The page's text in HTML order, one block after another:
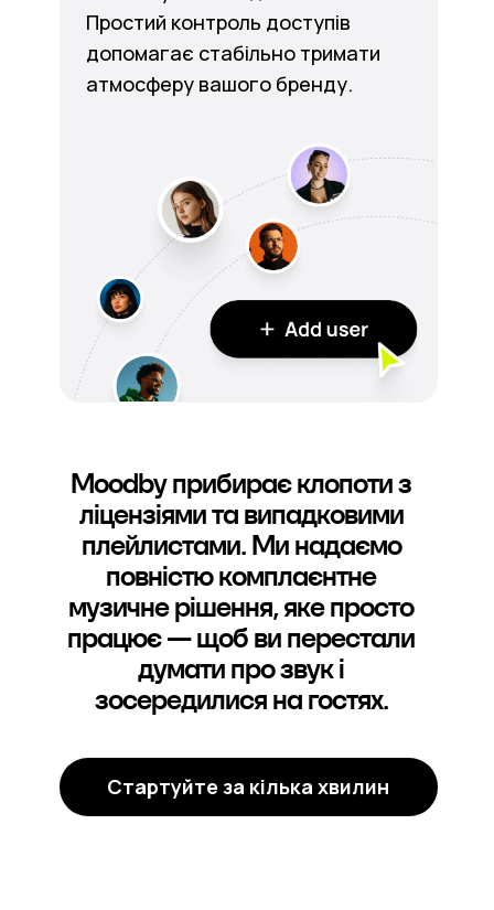
Простий контроль доступів
допомагає стабільно тримати
атмосферу вашого бренду.
Moodby прибирає клопоти з
ліцензіями та випадковими
плейлистами. Ми надаємо
повністю комплаєнтне
музичне рішення, яке просто
працює — щоб ви перестали
думати про звук і
зосередилися на гостях.
Стартуйте за кілька хвилин